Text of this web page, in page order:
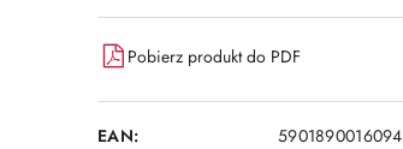
Pobierz produkt do PDF
EAN: 5901890016094